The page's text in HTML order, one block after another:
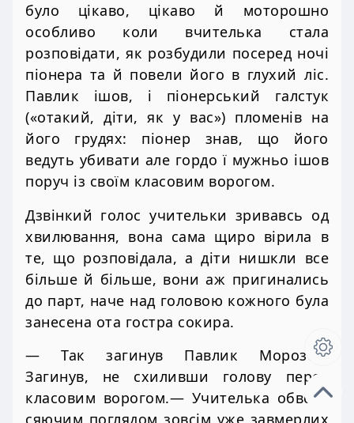
було цікаво, цікаво й моторошно
особливо коли вчителька стала
розповідати, як розбудили посеред ночі
піонера та й повели його в глухий ліс.
Павлик ішов, і піонерський галстук
(«отакий, діти, як у вас») пломенів на
його грудях: піонер знав, що його
ведуть убивати але гордо ї мужньо ішов
поруч із своїм класовим ворогом.
Дзвінкий голос учительки зривавсь од
хвилювання, вона сама щиро вірила в
те, що розповідала, а діти нишкли все
більше й більше, вони аж пригинались
до парт, наче над головою кожного була
занесена ота гостра сокира.
— Так загинув Павлик Морозов.
Загинув, не схиливши голову перед
класовим ворогом.— Учителька обвела
сяючим поглядом зовсім уже завмерлих